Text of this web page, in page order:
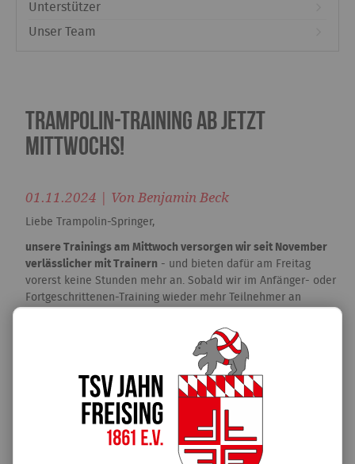
Unterstützer
Unser Team
Trampolin-Training ab jetzt
mittwochs!
01.11.2024 | Von Benjamin Beck
Liebe Trampolin-Springer,
unsere Trainings am Mittwoch versorgen wir seit November
verlässlicher mit Trainern - und bieten dafür am Freitag
vorerst keine Stunden mehr an. Sobald wir im Anfänger- oder
Fortgeschrittenen-Training wieder mehr Teilnehmer an
Tage pro Woche anzubieten, stellen wir das natürlich wieder
bereit. Das Training findet weiterhin in der Paul-Gerhard-
Trainingszeiten
18.30